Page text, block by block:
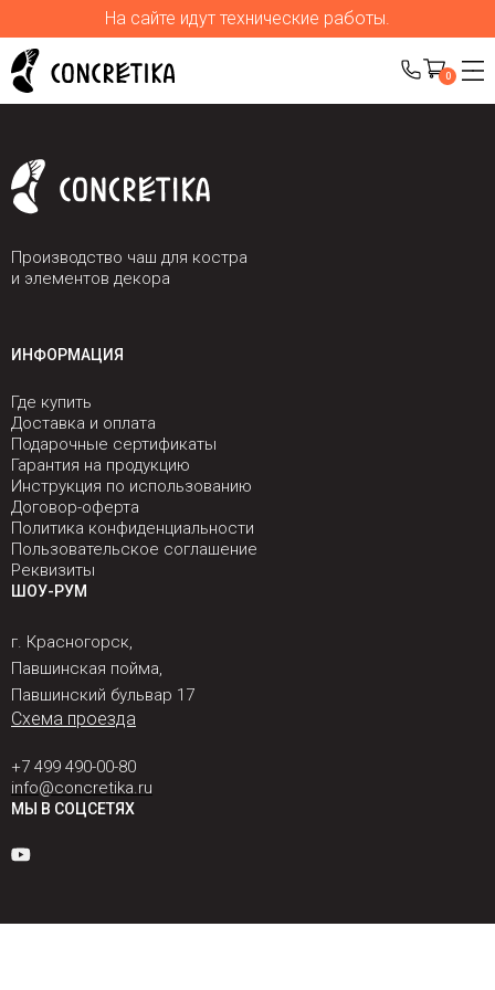
На сайте идут технические работы.
0
Производство чаш для костра
и элементов декора
ИНФОРМАЦИЯ
Где купить
Доставка и оплата
Подарочные сертификаты
Гарантия на продукцию
Инструкция по использованию
Договор-оферта
Политика конфиденциальности
Пользовательское соглашение
Реквизиты
ШОУ-РУМ
г. Красногорск,
Павшинская пойма,
Павшинский бульвар 17
Схема проезда
+7 499 490-00-80
info@concretika.ru
МЫ В СОЦСЕТЯХ